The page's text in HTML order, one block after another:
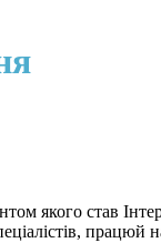
якого став
працюй